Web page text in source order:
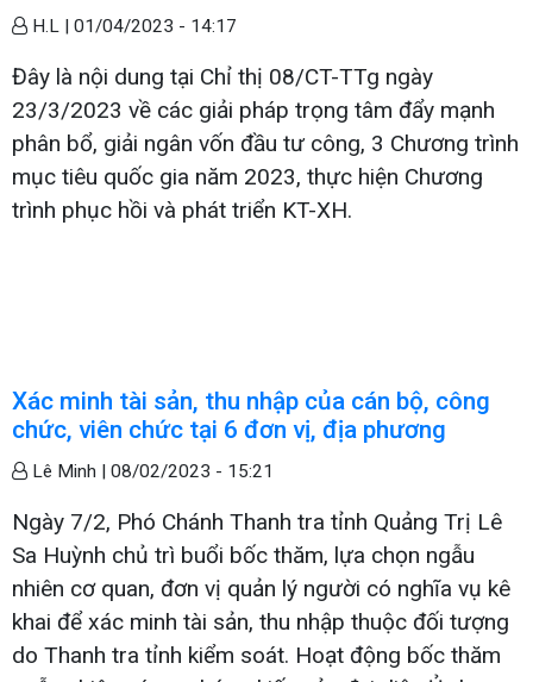
H.L | 01/04/2023 - 14:17
Đây là nội dung tại Chỉ thị 08/CT-TTg ngày
23/3/2023 về các giải pháp trọng tâm đẩy mạnh
phân bổ, giải ngân vốn đầu tư công, 3 Chương trình
mục tiêu quốc gia năm 2023, thực hiện Chương
trình phục hồi và phát triển KT-XH.
Xác minh tài sản, thu nhập của cán bộ, công
chức, viên chức tại 6 đơn vị, địa phương
Lê Minh | 08/02/2023 - 15:21
Ngày 7/2, Phó Chánh Thanh tra tỉnh Quảng Trị Lê
Sa Huỳnh chủ trì buổi bốc thăm, lựa chọn ngẫu
nhiên cơ quan, đơn vị quản lý người có nghĩa vụ kê
khai để xác minh tài sản, thu nhập thuộc đối tượng
do Thanh tra tỉnh kiểm soát. Hoạt động bốc thăm